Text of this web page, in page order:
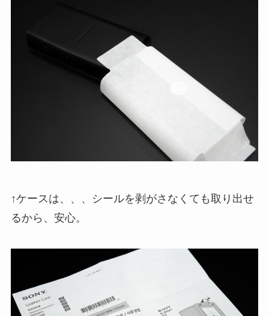
↑ケースは、、、シールを剥がさなくても取り出せ
るから、安心。